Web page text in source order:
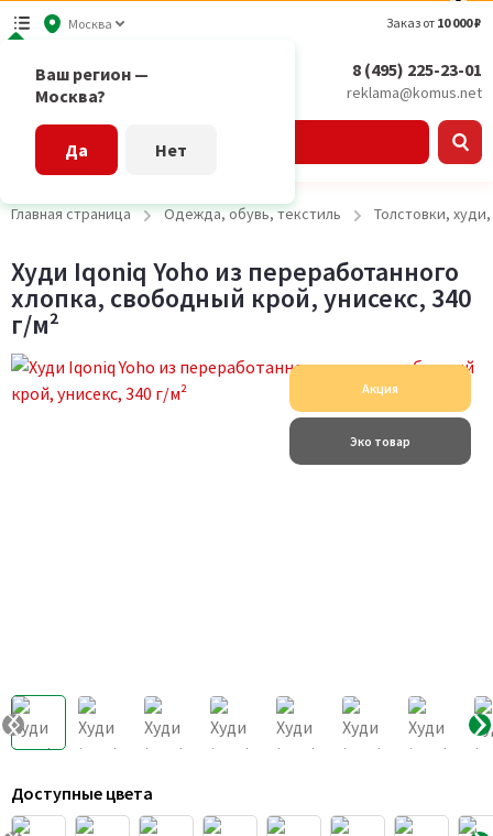
Москва
Ваш регион —
Москва?
Да Нет
Заказ от 10 000 ₽
8 (495) 225-23-01
reklama@komus.net
Главная страница Одежда, обувь, текстиль Толстовки,
Худи Iqoniq Yoho из переработанного
хлопка, свободный крой, унисекс, 340
г/м²
Акция
Эко товар
Доступные цвета